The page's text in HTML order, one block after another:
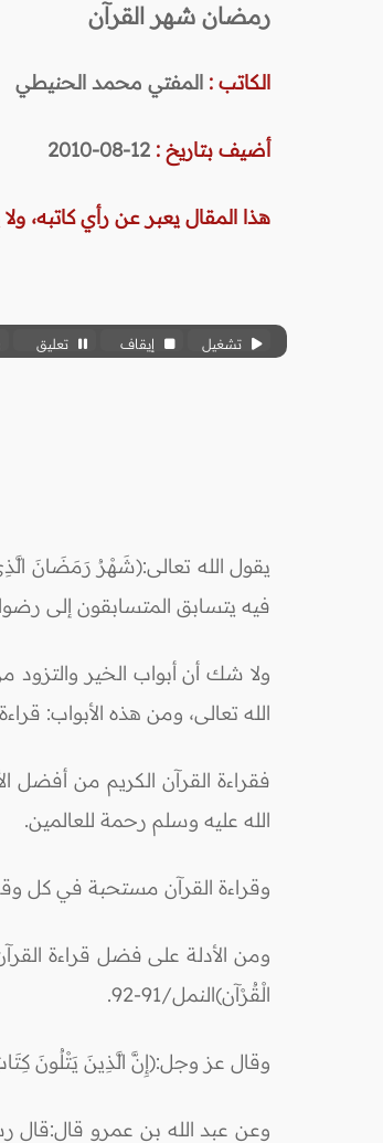
رمضان شهر القرآن
الكاتب : المفتي محمد الحنيطي
أضيف بتاريخ : 12-08-2010
هذا المقال يعبر عن رأي كاتبه،
تشغيل إيقاف تعليق
فيه يتسابق المتسابقون إلى
ولا شك أن أبواب الخير
الله تعالى، ومن هذه الأبواب:
فقراءة القرآن الكريم من أفضل
الله عليه وسلم رحمة للعالمين.
وقراءة القرآن مستحبة في كل
ومن الأدلة على فضل قراءة
الْقُرْآن)النمل/91-92.
وقال عز وجل:(إِنَّ الَّذِينَ يَتْلُونَ
وعن عبد الله بن عمرو قال:قال